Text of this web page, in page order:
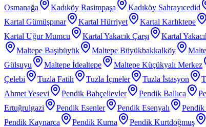
Osmanağa
Kadıköy Rasimpaşa Kadıköy Sahrayıcedid
Kartal Gümüşpınar
Kartal Hürriyet Kartal Karlıktepe
Kartal Uğur Mumcu
Kartal Yakacık Çarşı Kartal
Maltepe Başıbüyük
Maltepe Büyükbakkalköy
Gülsuyu
Maltepe İdealtepe Maltepe Küçükyalı Merkez
Çelebi
Tuzla Fatih Tuzla İçmeler Tuzla İstasyon
Ahmet Yesevi
Pendik Bahçelievler Pendik Ballıca
Ertuğrulgazi
Pendik Esenler Pendik Esenyalı Pendik
Pendik Kaynarca
Pendik Kurna Pendik Kurtdoğmuş